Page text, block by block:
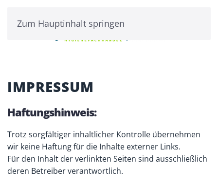
Zum Hauptinhalt springen
IMPRESSUM
Haftungshinweis:
Trotz sorgfältiger inhaltlicher Kontrolle übernehmen
wir keine Haftung für die Inhalte externer Links.
Für den Inhalt der verlinkten Seiten sind ausschließlich
deren Betreiber verantwortlich.